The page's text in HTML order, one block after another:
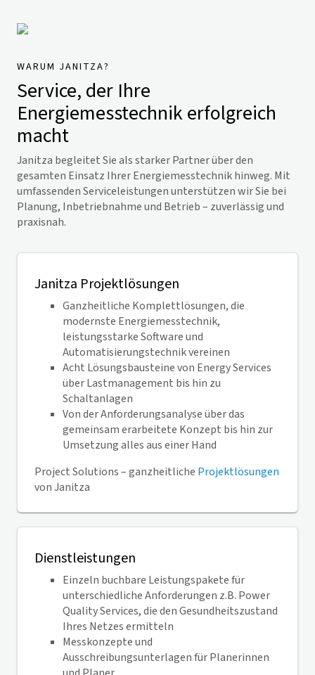
WARUM JANITZA?
Service, der Ihre
Energiemesstechnik erfolgreich
macht
Janitza begleitet Sie als starker Partner über den
gesamten Einsatz Ihrer Energiemesstechnik hinweg. Mit
umfassenden Serviceleistungen unterstützen wir Sie bei
Planung, Inbetriebnahme und Betrieb – zuverlässig und
praxisnah.
Janitza Projektlösungen
Ganzheitliche Komplettlösungen, die
modernste Energiemesstechnik,
leistungsstarke Software und
Automatisierungstechnik vereinen
Acht Lösungsbausteine von Energy Services
über Lastmanagement bis hin zu
Schaltanlagen
Von der Anforderungsanalyse über das
gemeinsam erarbeitete Konzept bis hin zur
Umsetzung alles aus einer Hand
Project Solutions – ganzheitliche Projektlösungen
von Janitza
Dienstleistungen
Einzeln buchbare Leistungspakete für
unterschiedliche Anforderungen z.B. Power
Quality Services, die den Gesundheitszustand
Ihres Netzes ermitteln
Messkonzepte und
Ausschreibungsunterlagen für Planerinnen